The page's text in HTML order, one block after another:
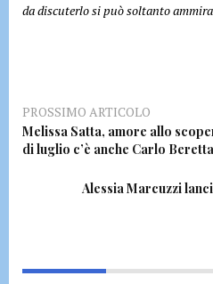
da discuterlo si può soltanto
PROSSIMO ARTICOLO
Melissa Satta, amore allo
di luglio c’è anche Carlo Beretta
Alessia Marcuzzi